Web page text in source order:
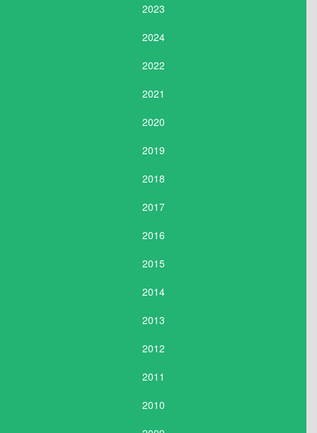
2023
2024
2022
2021
2020
2019
2018
2017
2016
2015
2014
2013
2012
2011
2010